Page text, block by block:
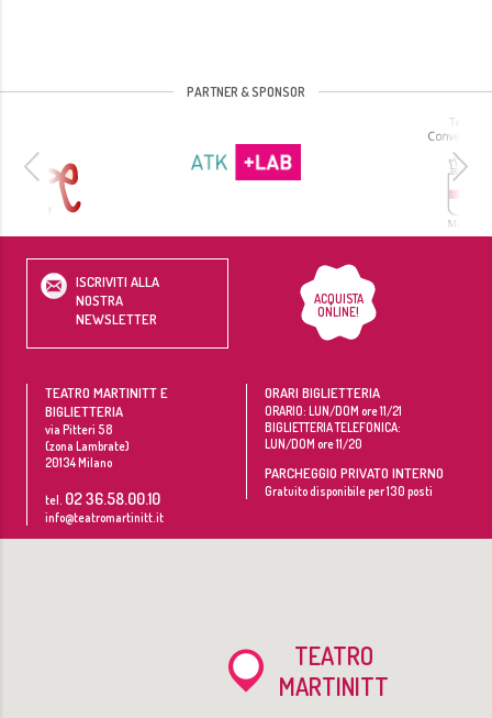
PARTNER & SPONSOR
ISCRIVITI ALLA
NOSTRA
NEWSLETTER
ACQUISTA
ONLINE!
TEATRO MARTINITT E
BIGLIETTERIA
via Pitteri 58
(zona Lambrate)
20134Milano
tel. 02 36.58.00.10
info@teatromartinitt.it
ORARI BIGLIETTERIA
ORARIO: LUN/DOM ore 11/21
BIGLIETTERIA TELEFONICA:
LUN/DOM ore 11/20
PARCHEGGIO PRIVATO INTERNO
Gratuito disponibile per 130 posti
TEATRO
MARTINITT